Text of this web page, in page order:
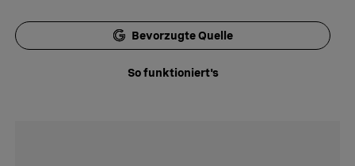
Bevorzugte Quelle
So funktioniert's